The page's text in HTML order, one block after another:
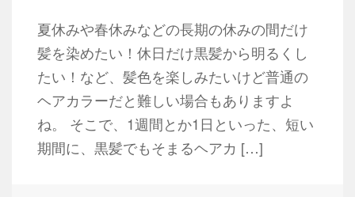
夏休みや春休みなどの長期の休みの間だけ
髪を染めたい！休日だけ黒髪から明るくし
たい！など、髪色を楽しみたいけど普通の
ヘアカラーだと難しい場合もありますよ
ね。 そこで、1週間とか1日といった、短い
期間に、黒髪でもそまるヘアカ […]